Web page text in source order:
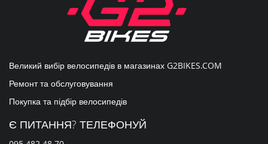
Великий вибір велосипедів в магазинах G2BIKES.COM
Ремонт та обслуговування
Покупка та підбір велосипедів
Є ПИТАННЯ? ТЕЛЕФОНУЙ